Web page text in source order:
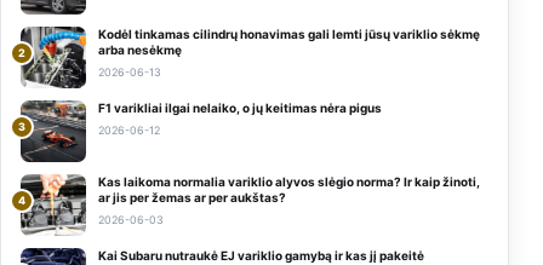
2
Kodėl tinkamas cilindrų honavimas gali lemti jūsų variklio sėkmę
arba nesėkmę
2026-06-13
3
F1 varikliai ilgai nelaiko, o jų keitimas nėra pigus
2026-06-12
4
Kas laikoma normalia variklio alyvos slėgio norma? Ir kaip žinoti,
ar jis per žemas ar per aukštas?
2026-06-03
Kai Subaru nutraukė EJ variklio gamybą ir kas jį pakeitė